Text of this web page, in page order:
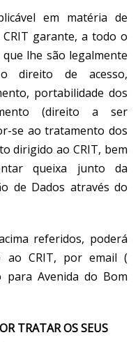
em matéria de
garante, a todo o
lhe são legalmente
o direito de acesso,
portabilidade dos
(direito a ser
se ao tratamento dos
dirigido ao CRIT, bem
queixa junto da
de Dados através do
referidos, poderá
ao CRIT, por email (
Avenida do Bom
TRATAR OS SEUS